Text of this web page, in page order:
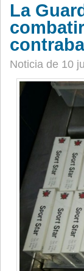
La
Noticia de 10